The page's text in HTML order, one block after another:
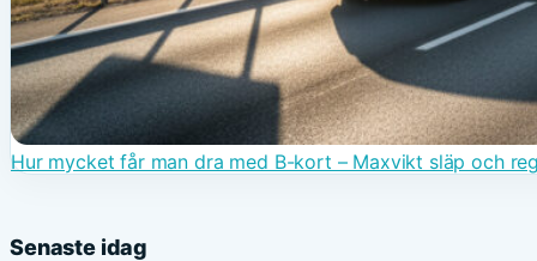
Hur mycket får man dra med B-kort – Maxvikt släp och
Senaste idag